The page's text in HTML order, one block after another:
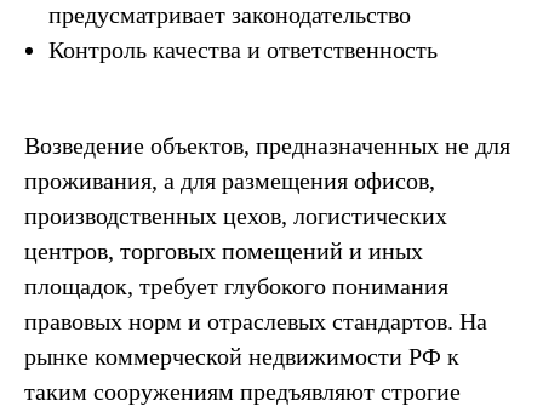
предусматривает законодательство
Контроль качества и ответственность
Возведение объектов, предназначенных не для
проживания, а для размещения офисов,
производственных цехов, логистических
центров, торговых помещений и иных
площадок, требует глубокого понимания
правовых норм и отраслевых стандартов. На
рынке коммерческой недвижимости РФ к
таким сооружениям предъявляют строгие